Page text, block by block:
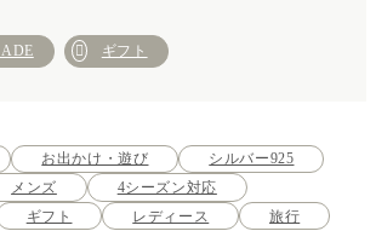
ギフト
お出かけ・遊び
シルバー925
メンズ
4シーズン対応
ギフト レディース 旅行